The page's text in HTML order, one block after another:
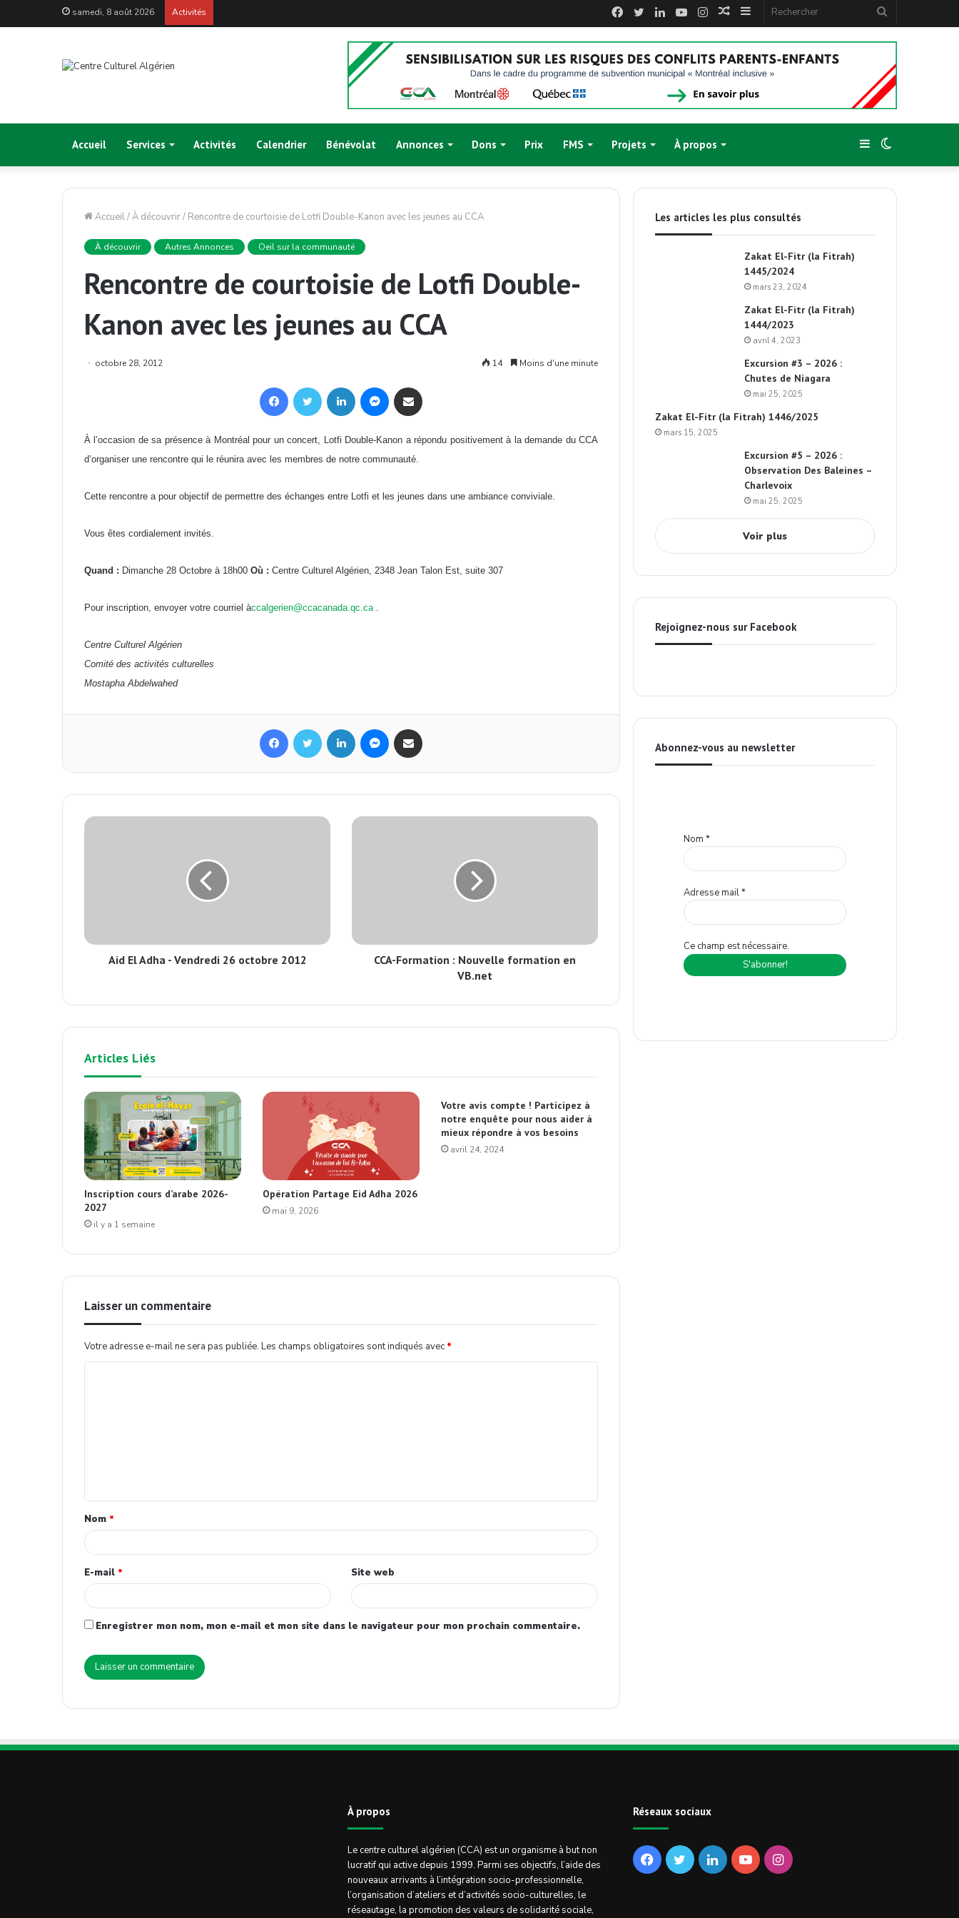
samedi, 8 août 2026 Activités
Sidebar
latérale)
Article
Instagram
YouTube
Linkedin
Twitter
Facebook
Accueil Services Activités Calendrier Bénévolat Annonces Dons Prix FMS Projets À propos Sidebar
(barre
Accueil/À découvrir/ Rencontre de courtoisie de Lotfi Double-Kanon avec les jeunes au CCA
À découvrir Autres Annonces Oeil sur la communauté
Rencontre de courtoisie de Lotfi Double-
Kanon avec les jeunes au CCA
octobre 28, 2012 14 Moins d'une minute
À l’occasion de sa présence à Montréal pour un concert, Lotfi Double-Kanon a répondu positivement à la demande du CCA
d’organiser une rencontre qui le réunira avec les membres de notre communauté.
Cette rencontre a pour objectif de permettre des échanges entre Lotfi et les jeunes dans une ambiance conviviale.
Vous êtes cordialement invités.
Quand : Dimanche 28 Octobre à 18h00 Où : Centre Culturel Algérien, 2348 Jean Talon Est, suite 307
Pour inscription, envoyer votre courriel àccalgerien@ccacanada.qc.ca.
Centre Culturel Algérien
Comité des activités culturelles
Mostapha Abdelwahed
Aid El Adha - Vendredi 26 octobre 2012
CCA-Formation : Nouvelle formation en
VB.net
Articles Liés
Inscription cours d’arabe 2026-
2027
il y a 1 semaine
Opération Partage Eid Adha 2026
mai 9, 2026
Votre avis compte ! Participez à
notre enquête pour nous aider à
mieux répondre à vos besoins
avril 24, 2024
Laisser un commentaire
Votre adresse e-mail ne sera pas publiée. Les champs obligatoires sont indiqués avec *
Nom *
E-mail * Site web
Enregistrer mon nom, mon e-mail et mon site dans le navigateur pour mon prochain commentaire.
Les articles les plus consultés
Zakat El-Fitr (la Fitrah)
1445/2024
mars 23, 2024
Zakat El-Fitr (la Fitrah)
1444/2023
avril 4, 2023
Excursion #3 – 2026 :
Chutes de Niagara
mai 25, 2025
Zakat El-Fitr (la Fitrah) 1446/2025
mars 15, 2025
Excursion #5 – 2026 :
Observation Des Baleines –
Charlevoix
mai 25, 2025
Voir plus
Rejoignez-nous sur Facebook
Abonnez-vous au newsletter
Nom*
Adresse mail*
Ce champ est nécessaire.
À propos
Le centre culturel algérien (CCA) est un organisme à but non
lucratif qui active depuis 1999. Parmi ses objectifs, l’aide des
nouveaux arrivants à l’intégration socio-professionnelle,
l’organisation d’ateliers et d’activités socio-culturelles, le
réseautage, la promotion des valeurs de solidarité sociale,
Réseaux sociaux
FacebookTwitterLinkedinYouTubeInstagram